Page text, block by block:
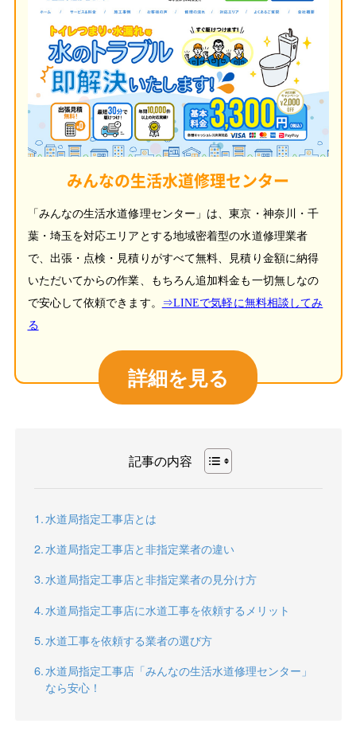
みんなの生活水道修理センター
「みんなの生活水道修理センター」は、東京・神奈川・千
葉・埼玉を対応エリアとする地域密着型の水道修理業者
で、出張・点検・見積りがすべて無料、見積り金額に納得
いただいてからの作業、もちろん追加料金も一切無しなの
で安心して依頼できます。
⇒LINEで気軽に無料相談してみ
る
詳細を見る
記事の内容
水道局指定工事店とは
水道局指定工事店と非指定業者の違い
水道局指定工事店と非指定業者の見分け方
水道局指定工事店に水道工事を依頼するメリット
水道工事を依頼する業者の選び方
水道局指定工事店「みんなの生活水道修理センター」
なら安心！